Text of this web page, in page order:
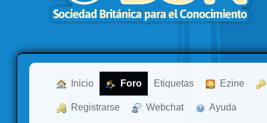
Inicio Foro Etiquetas Ezine
Registrarse Webchat Ayuda